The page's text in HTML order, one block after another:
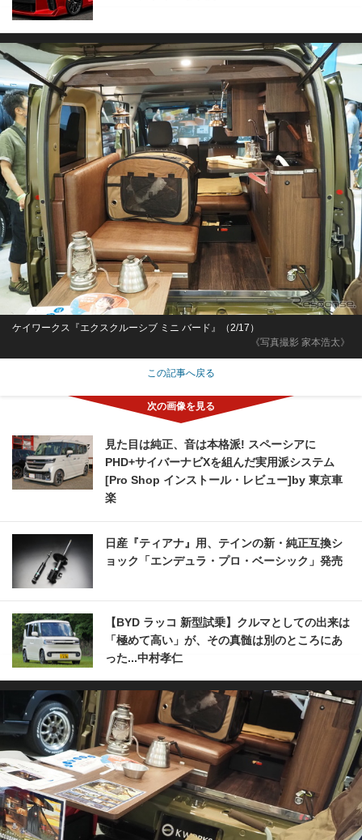
《写真撮影 家本浩太》
ケイワークス『エクスクルーシブ ミニ バード』（2/17）
この記事へ戻る
見た目は純正、音は本格派! スペーシアに
PHD+サイバーナビXを組んだ実用派システム
[Pro Shop インストール・レビュー]by 東京車
楽
日産『ティアナ』用、テインの新・純正互換シ
ョック「エンデュラ・プロ・ベーシック」発売
【BYD ラッコ 新型試乗】クルマとしての出来は
「極めて高い」が、その真髄は別のところにあ
った...中村孝仁